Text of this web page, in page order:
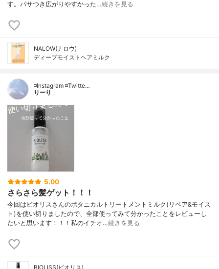
す。パサつき広がりやすかった…続きを見る
NALOW(ナロウ)
ディープモイストヘアミルク
◽️Instagram ◽️Twitte…
りーり
5.00
さらさら髪ゲット！！！
今回はビオリスさんのボタニカルトリートメントミルク(リペア&モイス
ト)を使い切りましたので、全部使ってみて分かったことをレビューし
たいと思います！！！私のイチオ…続きを見る
BIOLISS(ビオリス)